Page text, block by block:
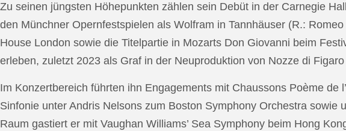
Zu seinen jüngsten Höhepunkten zählen sein Debüt in der Carnegie
den Münchner Opernfestspielen als Wolfram in Tannhäuser (R.:
House London sowie die Titelpartie in Mozarts Don Giovanni beim
erleben, zuletzt 2023 als Graf in der Neuproduktion von Nozze di
Im Konzertbereich führten ihn Engagements mit Chaussons Poème
Sinfonie unter Andris Nelsons zum Boston Symphony Orchestra
Raum gastiert er mit Vaughan Williams’ Sea Symphony beim Hong